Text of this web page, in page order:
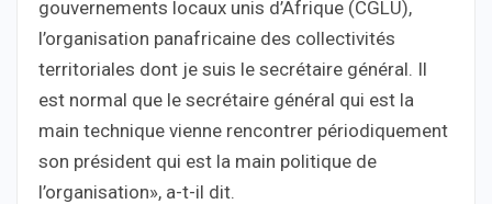
gouvernements locaux unis d’Afrique (CGLU),
l’organisation panafricaine des collectivités
territoriales dont je suis le secrétaire général. Il
est normal que le secrétaire général qui est la
main technique vienne rencontrer périodiquement
son président qui est la main politique de
l’organisation», a-t-il dit.